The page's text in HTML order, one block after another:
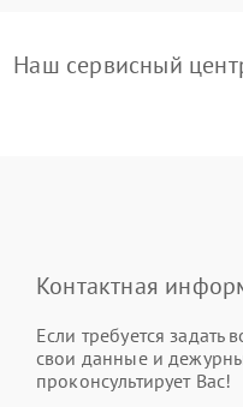
Наш сервисный
Контактная
Если требуется задать
свои данные и
проконсультирует Вас!